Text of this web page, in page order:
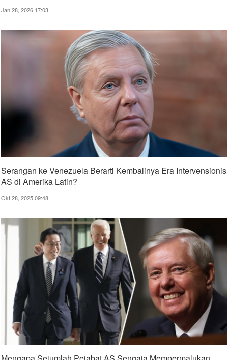
Jan 28, 2026 17:03
Serangan ke Venezuela Berarti Kembalinya Era Intervensionis
AS di Amerika Latin?
Okt 28, 2025 09:48